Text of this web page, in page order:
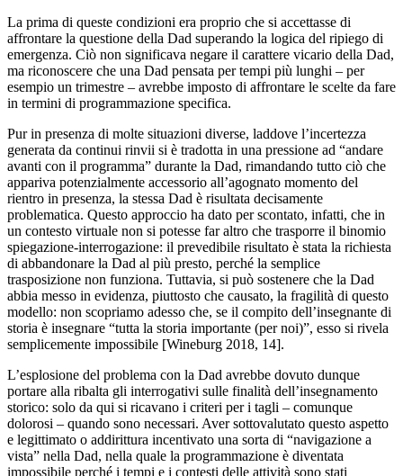
La prima di queste condizioni era proprio che si accettasse di
affrontare la questione della Dad superando la logica del ripiego di
emergenza. Ciò non significava negare il carattere vicario della Dad,
ma riconoscere che una Dad pensata per tempi più lunghi – per
esempio un trimestre – avrebbe imposto di affrontare le scelte da fare
in termini di programmazione specifica.
Pur in presenza di molte situazioni diverse, laddove l’incertezza
generata da continui rinvii si è tradotta in una pressione ad “andare
avanti con il programma” durante la Dad, rimandando tutto ciò che
appariva potenzialmente accessorio all’agognato momento del
rientro in presenza, la stessa Dad è risultata decisamente
problematica. Questo approccio ha dato per scontato, infatti, che in
un contesto virtuale non si potesse far altro che trasporre il binomio
spiegazione-interrogazione: il prevedibile risultato è stata la richiesta
di abbandonare la Dad al più presto, perché la semplice
trasposizione non funziona. Tuttavia, si può sostenere che la Dad
abbia messo in evidenza, piuttosto che causato, la fragilità di questo
modello: non scopriamo adesso che, se il compito dell’insegnante di
storia è insegnare “tutta la storia importante (per noi)”, esso si rivela
semplicemente impossibile [Wineburg 2018, 14].
L’esplosione del problema con la Dad avrebbe dovuto dunque
portare alla ribalta gli interrogativi sulle finalità dell’insegnamento
storico: solo da qui si ricavano i criteri per i tagli – comunque
dolorosi – quando sono necessari. Aver sottovalutato questo aspetto
e legittimato o addirittura incentivato una sorta di “navigazione a
vista” nella Dad, nella quale la programmazione è diventata
impossibile perché i tempi e i contesti delle attività sono stati